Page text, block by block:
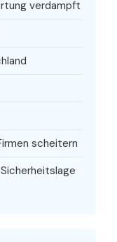
verdampft
scheitern